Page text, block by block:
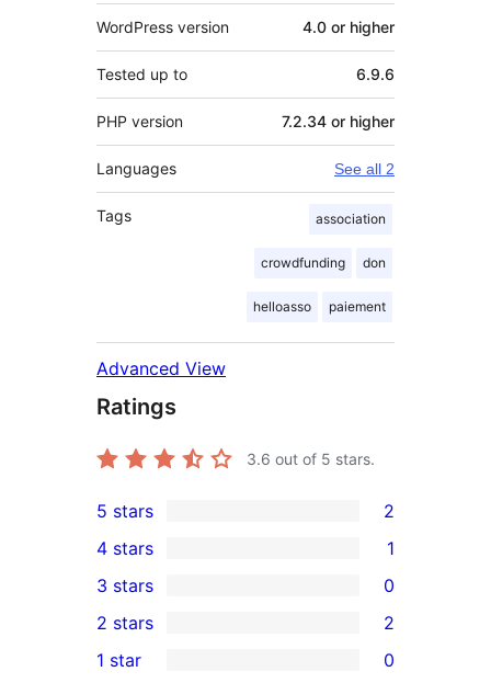
WordPress version 4.0 or higher
Tested up to 6.9.6
PHP version 7.2.34 or higher
Languages See all 2
Tags association
crowdfunding don
helloasso paiement
Advanced View
Ratings
3.6 out of 5 stars.
2
5-
star
reviews
5 stars 2
4-
star
review
4 stars 1
0
3-
star
3 stars 0
2-
2 stars 2
1 star 0